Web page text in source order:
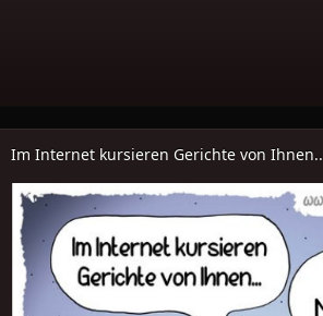
Im Internet kursieren Gerichte von Ihnen..